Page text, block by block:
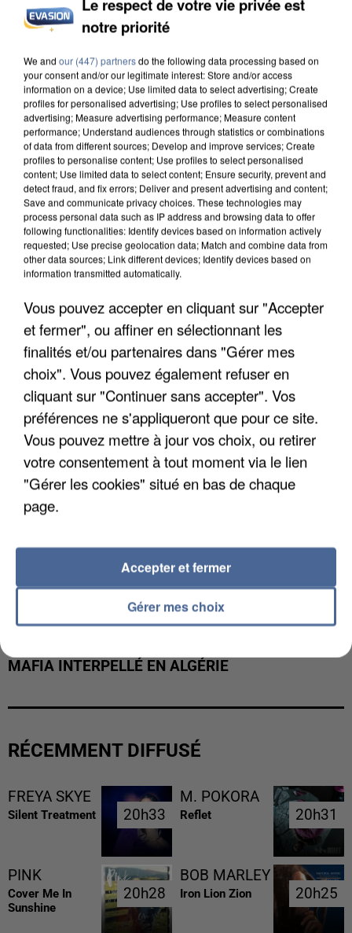
DE SOLIDARITÉ AVEC LES...
APRÈS TOUTES CES CANICULES, LES REFUGES
DE FAUNE SAUVAGE SONT...
MAFIA INTERPELLÉ EN ALGÉRIE
RÉCEMMENT DIFFUSÉ
FREYA SKYE
Silent Treatment 20h33
20h33
M. POKORA
Reflet 20h31
20h31
PINK
Cover Me In
Sunshine
20h28
20h28
BOB MARLEY
Iron Lion Zion 20h25
20h25
Le respect de votre vie privée est
notre priorité
We and our (447) partnersdo the following data processing based on
your consent and/or our legitimate interest: Store and/or access
information on a device; Use limited data to select advertising; Create
profiles for personalised advertising; Use profiles to select personalised
advertising; Measure advertising performance; Measure content
performance; Understand audiences through statistics or combinations
of data from different sources; Develop and improve services; Create
profiles to personalise content; Use profiles to select personalised
content; Use limited data to select content; Ensure security, prevent and
detect fraud, and fix errors; Deliver and present advertising and content;
Save and communicate privacy choices. These technologies may
process personal data such as IP address and browsing data to offer
following functionalities: Identify devices based on information actively
requested; Use precise geolocation data; Match and combine data from
other data sources; Link different devices; Identify devices based on
information transmitted automatically.
Vous pouvez accepter en cliquant sur "Accepter
et fermer", ou affiner en sélectionnant les
finalités et/ou partenaires dans "Gérer mes
choix". Vous pouvez également refuser en
cliquant sur "Continuer sans accepter". Vos
préférences ne s'appliqueront que pour ce site.
Vous pouvez mettre à jour vos choix, ou retirer
votre consentement à tout moment via le lien
"Gérer les cookies" situé en bas de chaque
page.
Gérer mes choix
Accepter et fermer